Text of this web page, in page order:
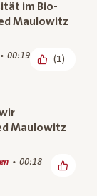
im Bio-
Maulowitz
00:19 (1)
Maulowitz
00:18